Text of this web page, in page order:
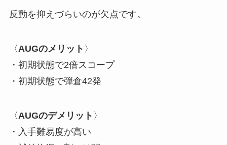
反動を抑えづらいのが欠点です。
〈AUGのメリット 〉
・初期状態で2倍スコープ
・初期状態で弾倉42発
〈AUGのデメリット 〉
・入手難易度が高い